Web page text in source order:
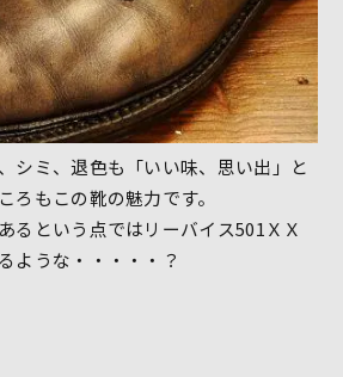
シミ、退色も「いい味、思い出」と
ろもこの靴の魅力です。
るという点ではリーバイス501ＸＸ
ような・・・・・？